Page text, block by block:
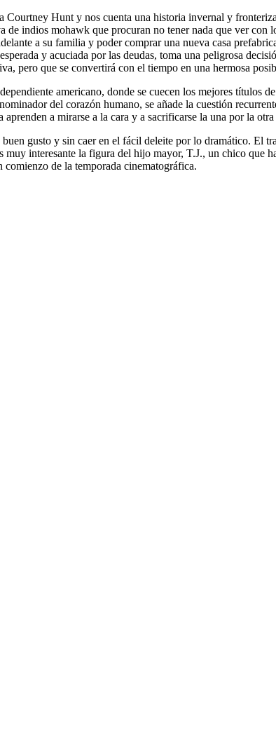
Courtney Hunt y nos cuenta una historia invernal y
indios mohawk que procuran no tener nada que ver con
a su familia y poder comprar una nueva casa
y acuciada por las deudas, toma una peligrosa
pero que se convertirá con el tiempo en una hermosa
americano, donde se cuecen los mejores títulos
del corazón humano, se añade la cuestión
a mirarse a la cara y a sacrificarse la una por la
gusto y sin caer en el fácil deleite por lo dramático. El
muy interesante la figura del hijo mayor, T.J., un chico
de la temporada cinematográfica.